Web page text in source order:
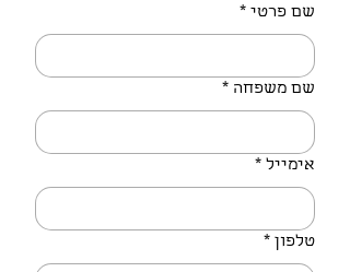
שם פרטי *
שם משפחה *
אימייל *
טלפון *